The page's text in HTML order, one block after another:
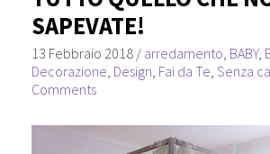
SAPEVATE!
13 Febbraio 2018/ arredamento, BABY,
Decorazione, Design, Fai da Te, Senza
Comments